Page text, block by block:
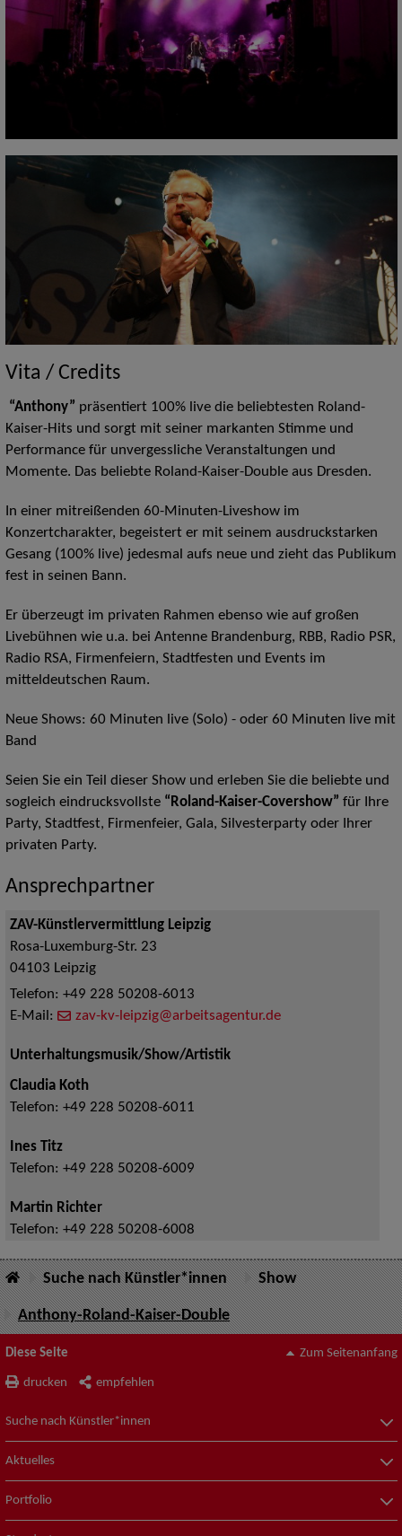
Vita / Credits
“Anthony” präsentiert 100% live die beliebtesten Roland-
Kaiser-Hits und sorgt mit seiner markanten Stimme und
Performance für unvergessliche Veranstaltungen und
Momente. Das beliebte Roland-Kaiser-Double aus Dresden.
In einer mitreißenden 60-Minuten-Liveshow im
Konzertcharakter, begeistert er mit seinem ausdruckstarken
Gesang (100% live) jedesmal aufs neue und zieht das Publikum
fest in seinen Bann.
Er überzeugt im privaten Rahmen ebenso wie auf großen
Livebühnen wie u.a. bei Antenne Brandenburg, RBB, Radio PSR,
Radio RSA, Firmenfeiern, Stadtfesten und Events im
mitteldeutschen Raum.
Neue Shows: 60 Minuten live (Solo) - oder 60 Minuten live mit
Band
Seien Sie ein Teil dieser Show und erleben Sie die beliebte und
sogleich eindrucksvollste “Roland-Kaiser-Covershow” für Ihre
Party, Stadtfest, Firmenfeier, Gala, Silvesterparty oder Ihrer
privaten Party.
Ansprechpartner
ZAV-Künstlervermittlung Leipzig
Rosa-Luxemburg-Str. 23
04103 Leipzig
Telefon: +49 228 50208-6013
E-Mail:
zav-kv-leipzig@arbeitsagentur.de
Unterhaltungsmusik/Show/Artistik
Claudia Koth
Telefon: +49 228 50208-6011
Ines Titz
Telefon: +49 228 50208-6009
Martin Richter
Telefon: +49 228 50208-6008
Suche nach Künstler*innen Show
Anthony-Roland-Kaiser-Double
Diese Seite
drucken empfehlen
Zum Seitenanfang
Suche nach Künstler*innen
Aktuelles
Portfolio